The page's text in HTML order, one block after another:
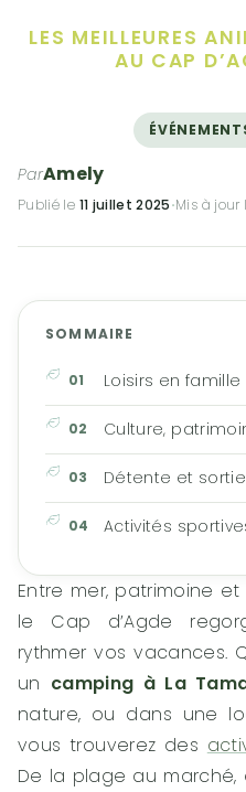
LES MEILLEURES
AU CAP
ParAmely
Publié le 11 juillet 2025·Mis à
Entre mer, patrimoine
le Cap d’Agde
rythmer vos vacances.
un camping à La
nature, ou dans une
vous trouverez des
De la plage au
SOMMAIRE
Loisirs en
Culture,
Détente et
Activités